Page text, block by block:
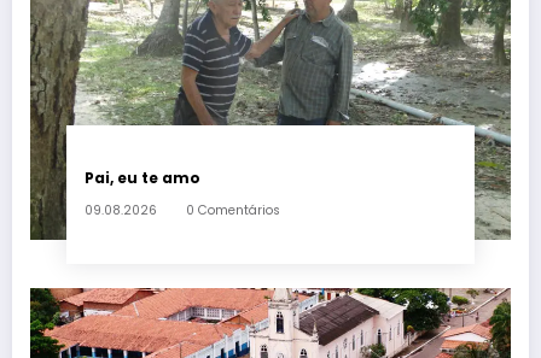
Pai, eu te amo
09.08.2026 0 Comentários